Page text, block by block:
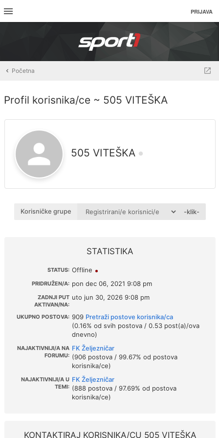
PRIJAVA
Početna
Profil korisnika/ce ~ 505 VITEŠKA
505 VITEŠKA
Korisničke grupe -klik-
STATISTIKA
STATUS: Offline
PRIDRUŽEN/A: pon dec 06, 2021 9:08 pm
ZADNJI PUT
AKTIVAN/NA:
uto jun 30, 2026 9:08 pm
UKUPNO POSTOVA: 909 Pretraži postove korisnika/ca
(0.16% od svih postova / 0.53 post(a)/ova
dnevno)
NAJAKTIVNIJI/A NA
FORUMU:
FK Željezničar
(906 postova / 99.67% od postova
korisnika/ce)
NAJAKTIVNIJI/A U
TEMI:
FK Željezničar
(888 postova / 97.69% od postova
korisnika/ce)
KONTAKTIRAJ KORISNIKA/CU 505 VITEŠKA